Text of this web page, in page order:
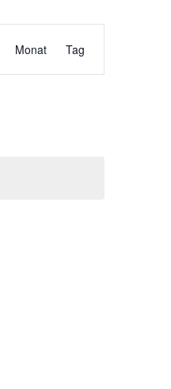
Ansichten-
Monat Tag